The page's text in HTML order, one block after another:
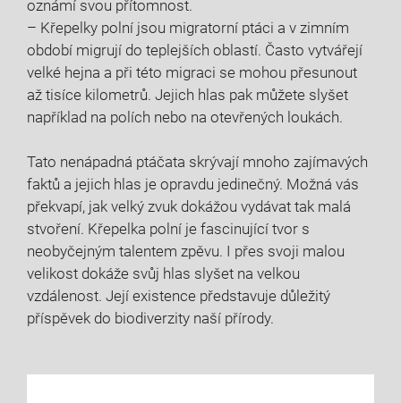
oznámí svou přítomnost.
– Křepelky polní jsou migratorní ptáci a v zimním
období migrují do teplejších oblastí. Často vytvářejí
velké hejna a při této migraci se mohou přesunout
až tisíce kilometrů. Jejich hlas pak můžete slyšet
například na polích nebo na otevřených loukách.
Tato nenápadná ptáčata skrývají mnoho zajímavých
faktů a jejich hlas je opravdu jedinečný. Možná vás
překvapí, jak velký zvuk dokážou vydávat tak malá
stvoření. Křepelka polní je fascinující tvor s
neobyčejným talentem zpěvu. I přes svoji malou
velikost dokáže svůj hlas slyšet na velkou
vzdálenost. Její existence představuje důležitý
příspěvek do biodiverzity naší přírody.